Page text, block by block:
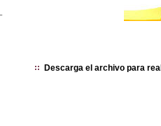
Descarga el archivo para